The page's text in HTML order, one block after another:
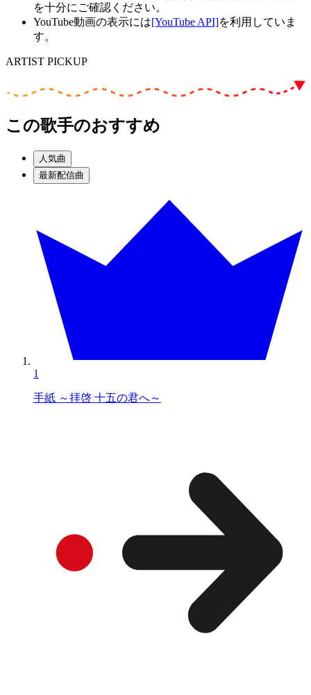
を十分にご確認ください。
YouTube動画の表示には[YouTube API]を利用していま
す。
ARTIST PICKUP
この歌手のおすすめ
人気曲
最新配信曲
1
手紙 ～拝啓 十五の君へ～